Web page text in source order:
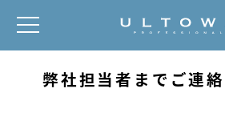
弊社担当者までご連絡